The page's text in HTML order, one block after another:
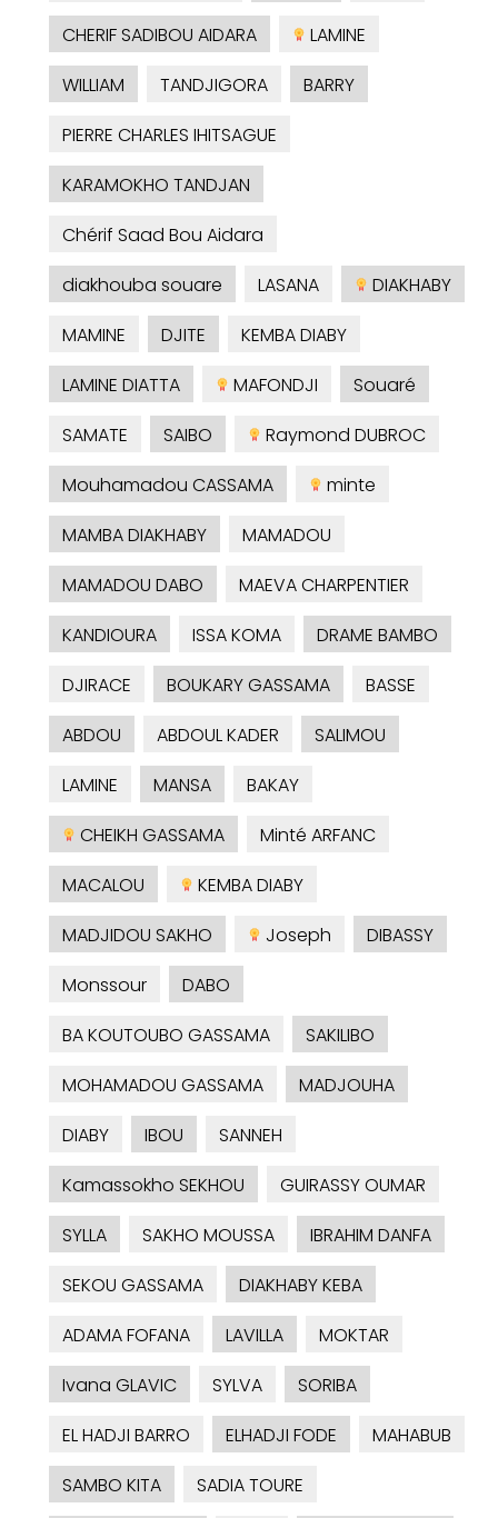
CHERIF SADIBOU AIDARA
LAMINE
WILLIAM
TANDJIGORA
BARRY
PIERRE CHARLES IHITSAGUE
KARAMOKHO TANDJAN
Chérif Saad Bou Aidara
diakhouba souare
LASANA
DIAKHABY
MAMINE
DJITE
KEMBA DIABY
LAMINE DIATTA
MAFONDJI
Souaré
SAMATE
SAIBO
Raymond DUBROC
Mouhamadou CASSAMA
minte
MAMBA DIAKHABY
MAMADOU
MAMADOU DABO
MAEVA CHARPENTIER
KANDIOURA
ISSA KOMA
DRAME BAMBO
DJIRACE
BOUKARY GASSAMA
BASSE
ABDOU
ABDOUL KADER
SALIMOU
LAMINE
MANSA
BAKAY
CHEIKH GASSAMA
Minté ARFANC
MACALOU
KEMBA DIABY
MADJIDOU SAKHO
Joseph
DIBASSY
Monssour
DABO
BA KOUTOUBO GASSAMA
SAKILIBO
MOHAMADOU GASSAMA
MADJOUHA
DIABY
IBOU
SANNEH
Kamassokho SEKHOU
GUIRASSY OUMAR
SYLLA
SAKHO MOUSSA
IBRAHIM DANFA
SEKOU GASSAMA
DIAKHABY KEBA
ADAMA FOFANA
LAVILLA
MOKTAR
Ivana GLAVIC
SYLVA
SORIBA
EL HADJI BARRO
ELHADJI FODE
MAHABUB
SAMBO KITA
SADIA TOURE